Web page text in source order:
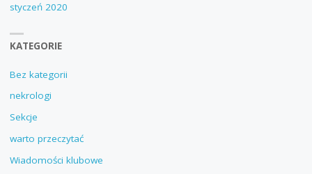
styczeń 2020
KATEGORIE
Bez kategorii
nekrologi
Sekcje
warto przeczytać
Wiadomości klubowe